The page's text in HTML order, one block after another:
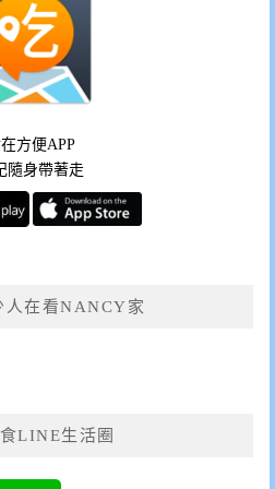
方便APP
隨身帶著走
人在看NANCY家
LINE生活圈